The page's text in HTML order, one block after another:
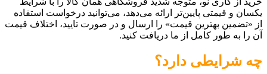
یکسان و قیمتی پایین‌تر ارائه می‌دهد، می‌توانید درخواست استفاده
از «تضمین بهترین قیمت» را ارسال و در صورت تایید، اختلاف قیمت
آن را به طور کامل از ما دریافت کنید.
چه شرایطی دارد؟